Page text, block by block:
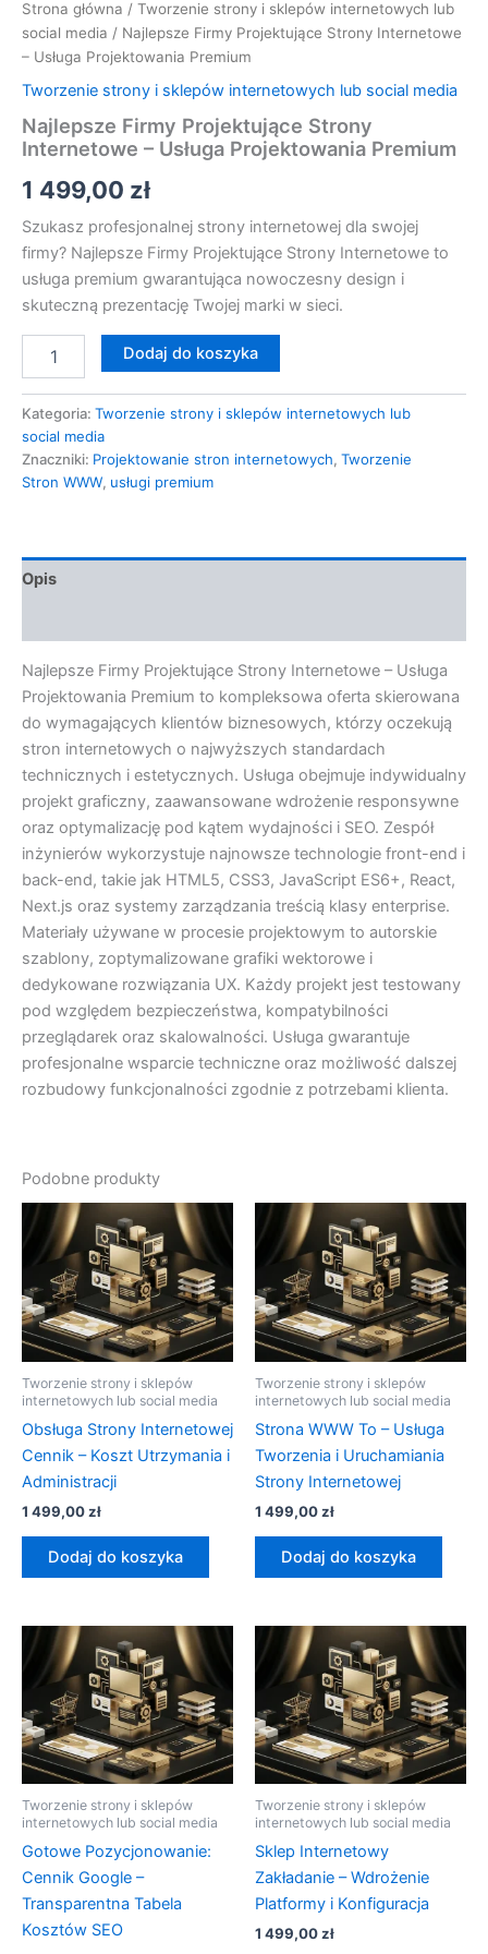
Strona główna / Tworzenie strony i sklepów internetowych lub
social media / Najlepsze Firmy Projektujące Strony Internetowe
– Usługa Projektowania Premium
Tworzenie strony i sklepów internetowych lub social media
Najlepsze Firmy Projektujące Strony
Internetowe – Usługa Projektowania Premium
1 499,00 zł
Szukasz profesjonalnej strony internetowej dla swojej
firmy? Najlepsze Firmy Projektujące Strony Internetowe to
usługa premium gwarantująca nowoczesny design i
skuteczną prezentację Twojej marki w sieci.
Dodaj do koszyka
Kategoria: Tworzenie strony i sklepów internetowych lub
social media
Znaczniki: Projektowanie stron internetowych, Tworzenie
Stron WWW, usługi premium
Opis
Najlepsze Firmy Projektujące Strony Internetowe – Usługa
Projektowania Premium to kompleksowa oferta skierowana
do wymagających klientów biznesowych, którzy oczekują
stron internetowych o najwyższych standardach
technicznych i estetycznych. Usługa obejmuje indywidualny
projekt graficzny, zaawansowane wdrożenie responsywne
oraz optymalizację pod kątem wydajności i SEO. Zespół
inżynierów wykorzystuje najnowsze technologie front-end i
back-end, takie jak HTML5, CSS3, JavaScript ES6+, React,
Next.js oraz systemy zarządzania treścią klasy enterprise.
Materiały używane w procesie projektowym to autorskie
szablony, zoptymalizowane grafiki wektorowe i
dedykowane rozwiązania UX. Każdy projekt jest testowany
pod względem bezpieczeństwa, kompatybilności
przeglądarek oraz skalowalności. Usługa gwarantuje
profesjonalne wsparcie techniczne oraz możliwość dalszej
rozbudowy funkcjonalności zgodnie z potrzebami klienta.
Podobne produkty
Tworzenie strony i sklepów
internetowych lub social media
Obsługa Strony Internetowej
Cennik – Koszt Utrzymania i
Administracji
1 499,00zł
Dodaj do koszyka
Tworzenie strony i sklepów
internetowych lub social media
Strona WWW To – Usługa
Tworzenia i Uruchamiania
Strony Internetowej
1 499,00zł
Dodaj do koszyka
Tworzenie strony i sklepów
internetowych lub social media
Gotowe Pozycjonowanie:
Cennik Google –
Transparentna Tabela
Kosztów SEO
Tworzenie strony i sklepów
internetowych lub social media
Sklep Internetowy
Zakładanie – Wdrożenie
Platformy i Konfiguracja
1 499,00zł